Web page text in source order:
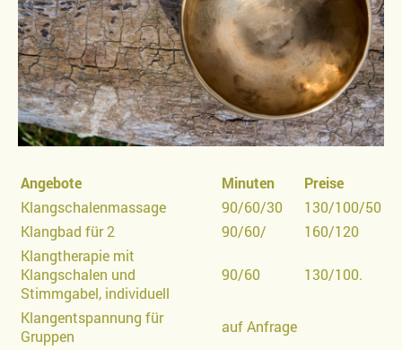
Angebote Minuten
Preise
Klangschalenmassage
90/60/30
130/100/50
Klangbad für 2
90/60/
160/120
Klangtherapie mit
Klangschalen und
Stimmgabel, individuell
90/60 130/100.
Klangentspannung für
Gruppen
auf Anfrage